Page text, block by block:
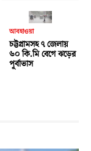
আবহাওয়া
চট্টগ্রামসহ ৭ জেলায়
৬০ কি.মি বেগে ঝড়ের
পূর্বাভাস